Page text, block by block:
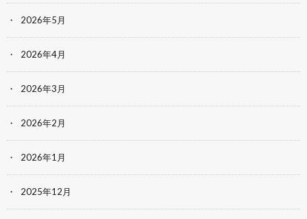
2026年5月
2026年4月
2026年3月
2026年2月
2026年1月
2025年12月